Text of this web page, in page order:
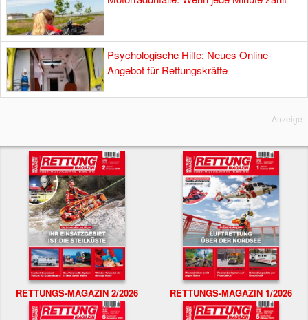
Psychologische Hilfe: Neues Online-
Angebot für Rettungskräfte
Anzeige
RETTUNGS-MAGAZIN 2/2026 RETTUNGS-MAGAZIN 1/2026